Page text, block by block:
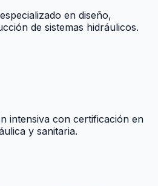
en diseño,
de sistemas hidráulicos.
intensiva con certificación en
y sanitaria.